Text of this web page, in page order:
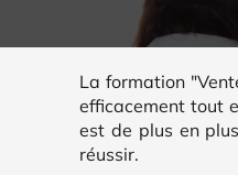
La formation
efficacement tout
est de plus en
réussir.